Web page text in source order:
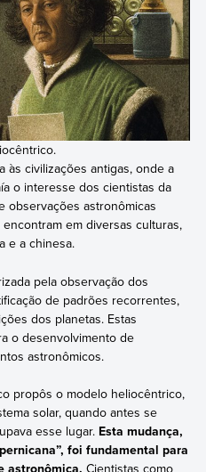
às civilizações antigas, onde a
o interesse dos cientistas da
observações astronômicas
em diversas culturas,
e a chinesa.
pela observação dos
de padrões recorrentes,
dos planetas. Estas
o desenvolvimento de
astronômicos.
propôs o modelo heliocêntrico,
solar, quando antes se
esse lugar.Esta mudança,
foi fundamental para
astronômica. Cientistas como